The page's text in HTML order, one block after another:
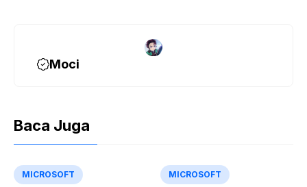
Moci
Baca Juga
MICROSOFT MICROSOFT